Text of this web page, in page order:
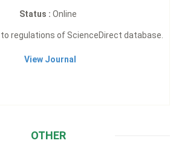
Status : Online
regulations of ScienceDirect database.
View Journal
OTHER